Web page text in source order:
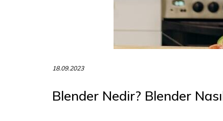
18.09.2023
Blender Nedir? Blender